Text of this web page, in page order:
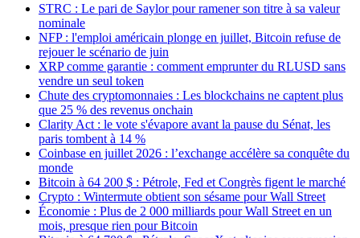
STRC : Le pari de Saylor pour ramener son titre à sa valeur
nominale
NFP : l'emploi américain plonge en juillet, Bitcoin refuse de
rejouer le scénario de juin
XRP comme garantie : comment emprunter du RLUSD sans
vendre un seul token
Chute des cryptomonnaies : Les blockchains ne captent plus
que 25 % des revenus onchain
Clarity Act : le vote s'évapore avant la pause du Sénat, les
paris tombent à 14 %
Coinbase en juillet 2026 : l’exchange accélère sa conquête du
monde
Bitcoin à 64 200 $ : Pétrole, Fed et Congrès figent le marché
Crypto : Wintermute obtient son sésame pour Wall Street
Économie : Plus de 2 000 milliards pour Wall Street en un
mois, presque rien pour Bitcoin